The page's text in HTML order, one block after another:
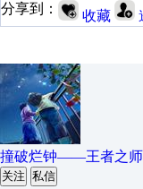
分享到：
收藏
撞破烂钟——王者之师
关注 私信